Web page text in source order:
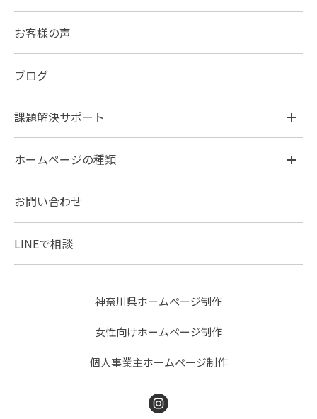
お客様の声
ブログ
課題解決サポート
ホームページの種類
お問い合わせ
LINEで相談
神奈川県ホームページ制作
女性向けホームページ制作
個人事業主ホームページ制作